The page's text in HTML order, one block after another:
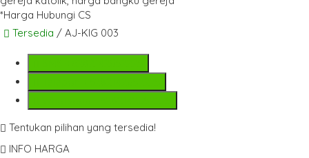
*Harga Hubungi CS
Tersedia / AJ-KIG 003
Tentukan pilihan yang tersedia!
INFO HARGA